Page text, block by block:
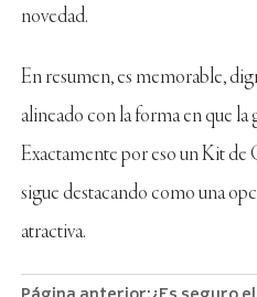
novedad.
En resumen, es memorable,
alineado con la forma en que la
Exactamente por eso un Kit de
sigue destacando como una
atractiva.